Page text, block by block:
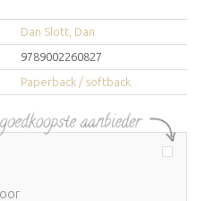
Dan Slott, Dan
9789002260827
Paperback / softback